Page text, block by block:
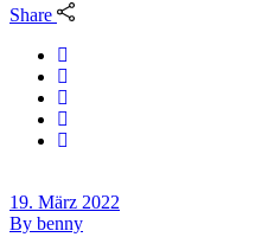
Share
19. März 2022
By benny